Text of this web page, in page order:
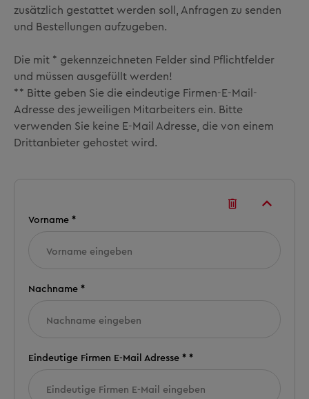
zusätzlich gestattet werden soll, Anfragen zu senden
und Bestellungen aufzugeben.
Die mit * gekennzeichneten Felder sind Pflichtfelder
und müssen ausgefüllt werden!
** Bitte geben Sie die eindeutige Firmen-E-Mail-
Adresse des jeweiligen Mitarbeiters ein. Bitte
verwenden Sie keine E-Mail Adresse, die von einem
Drittanbieter gehostet wird.
Vorname *
Nachname *
Eindeutige Firmen E-Mail Adresse * *